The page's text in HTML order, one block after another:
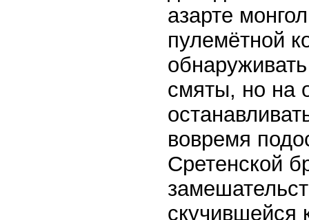
азарте
пулемётной
смяты, но на
вовремя
Сретенской
скучившейся